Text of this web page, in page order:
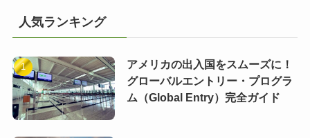
人気ランキング
アメリカの出入国をスムーズに！
グローバルエントリー・プログラ
ム（Global Entry）完全ガイド